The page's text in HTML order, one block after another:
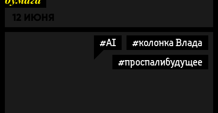
12 ИЮНЯ
#AI
#колонка Влада
#проспалибудущее